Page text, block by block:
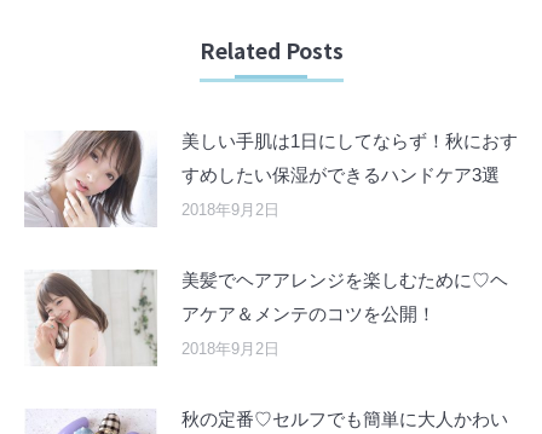
Related Posts
美しい手肌は1日にしてならず！秋におす
すめしたい保湿ができるハンドケア3選
2018年9月2日
美髪でヘアアレンジを楽しむために♡ヘ
アケア＆メンテのコツを公開！
2018年9月2日
秋の定番♡セルフでも簡単に大人かわい